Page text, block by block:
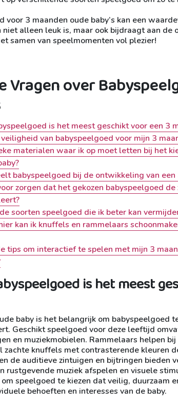
voor 3 maanden oude baby’s kan een
alleen leuk is, maar ook bijdraagt aan de
samen van speelmomenten vol plezier!
Vragen over
is het meest geschikt voor een 3
van babyspeelgoed voor mijn 3
materialen waar ik op moet letten bij het
babyspeelgoed bij de ontwikkeling van een
zorgen dat het gekozen babyspeelgoed
soorten speelgoed die ik beter kan
kan ik knuffels en rammelaars
tips om interactief te spelen met mijn 3
is het meest
baby is het belangrijk om babyspeelgoed
Geschikt speelgoed voor deze leeftijd
en muziekmobielen. Rammelaars helpen
knuffels met contrasterende kleuren
de auditieve zintuigen en bijtringen bieden
rustgevende muziek afspelen en visuele
speelgoed te kiezen dat veilig,
behoeften en interesses van de baby.